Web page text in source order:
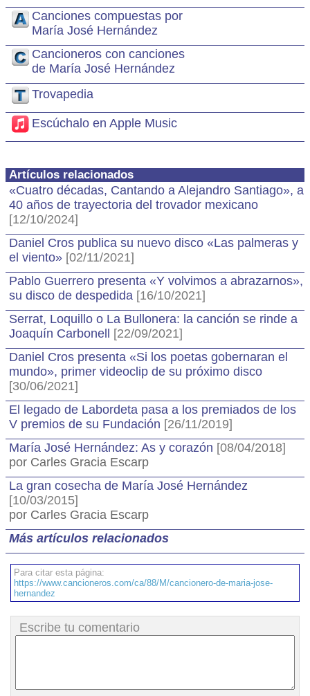
Canciones compuestas por
María José Hernández
Cancioneros con canciones
de María José Hernández
Trovapedia
Escúchalo en Apple Music
Artículos relacionados
«Cuatro décadas, Cantando a Alejandro Santiago», a
40 años de trayectoria del trovador mexicano
[12/10/2024]
Daniel Cros publica su nuevo disco «Las palmeras y
el viento» [02/11/2021]
Pablo Guerrero presenta «Y volvimos a abrazarnos»,
su disco de despedida [16/10/2021]
Serrat, Loquillo o La Bullonera: la canción se rinde a
Joaquín Carbonell [22/09/2021]
Daniel Cros presenta «Si los poetas gobernaran el
mundo», primer videoclip de su próximo disco
[30/06/2021]
El legado de Labordeta pasa a los premiados de los
V premios de su Fundación [26/11/2019]
María José Hernández: As y corazón [08/04/2018]
por Carles Gracia Escarp
La gran cosecha de María José Hernández
[10/03/2015]
por Carles Gracia Escarp
Más artículos relacionados
Para citar esta página:
https://www.cancioneros.com/ca/88/M/cancionero-de-maria-jose-
hernandez
Escribe tu comentario